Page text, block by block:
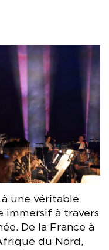
une véritable
immersif à travers
De la France à
du Nord,